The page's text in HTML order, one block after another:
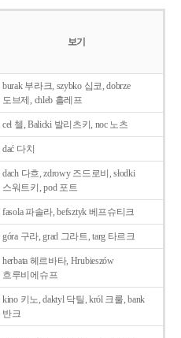
보기
burak 부라크, szybko 십코, dobrze
도브제, chleb 흘레프
cel 첼, Balicki 발리츠키, noc 노츠
dać 다치
dach 다흐, zdrowy 즈드로비, słodki
스워트키, pod 포트
fasola 파솔라, befsztyk 베프슈티크
góra 구라, grad 그라트, targ 타르크
herbata 헤르바타, Hrubieszów
흐루비에슈프
kino 키노, daktyl 닥틸, król 크룰, bank
반크